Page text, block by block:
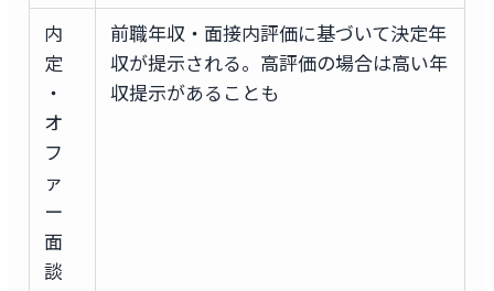
内
定
・
オ
フ
ァ
ー
面
談
前職年収・面接内評価に基づいて決定年
収が提示される。高評価の場合は高い年
収提示があることも